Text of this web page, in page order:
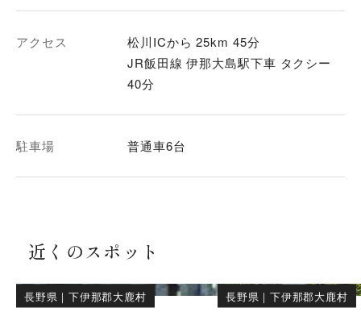
アクセス
松川ICから 25km 45分
JR飯田線 伊那大島駅下車 タクシー
40分
駐車場 普通車6台
近くのスポット
長野県 ｜下伊那郡大鹿村
長野県 ｜下伊那郡大鹿村